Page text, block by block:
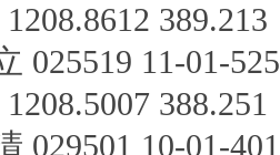
389.213
025519 11-01-
388.251
029501 10-01-